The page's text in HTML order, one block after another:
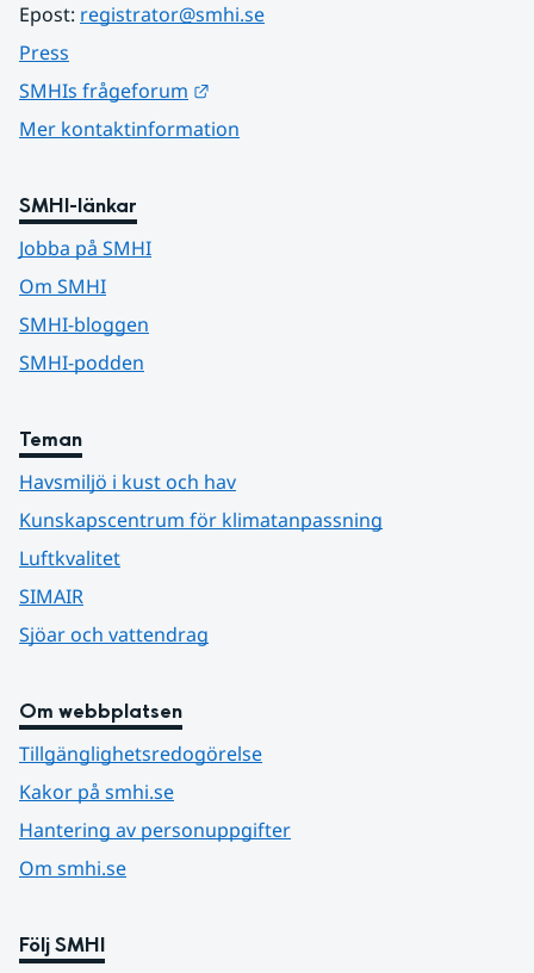
Epost: registrator@smhi.se
Press
SMHIs frågeforum
Mer kontaktinformation
SMHI-länkar
Jobba på SMHI
Om SMHI
SMHI-bloggen
SMHI-podden
Teman
Havsmiljö i kust och hav
Kunskapscentrum för klimatanpassning
Luftkvalitet
SIMAIR
Sjöar och vattendrag
Om webbplatsen
Tillgänglighetsredogörelse
Kakor på smhi.se
Hantering av personuppgifter
Om smhi.se
Följ SMHI